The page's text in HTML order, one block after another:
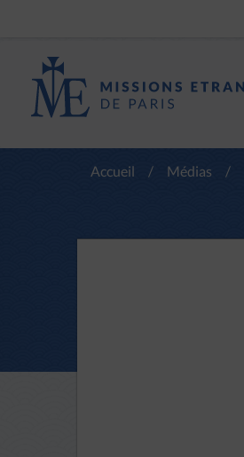
Accueil / Médias /